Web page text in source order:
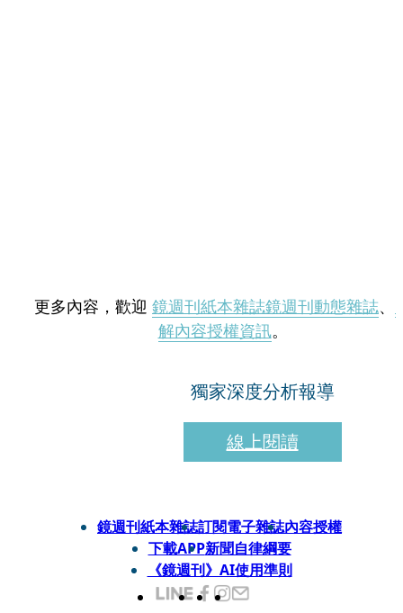
更多內容，歡迎 鏡週刊紙本雜誌鏡週刊動態雜誌、
解內容授權資訊。
獨家深度分析報導
線上閱讀
鏡週刊紙本雜誌訂閱電子雜誌內容授權
下載APP新聞自律綱要
《鏡週刊》AI使用準則